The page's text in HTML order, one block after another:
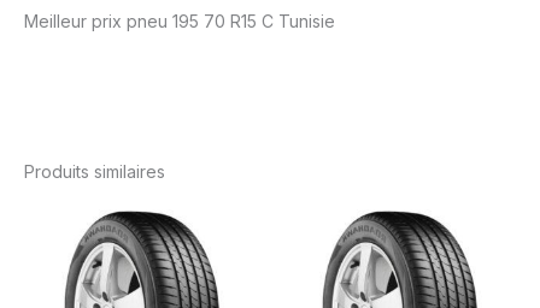
Meilleur prix pneu 195 70 R15 C Tunisie
Produits similaires